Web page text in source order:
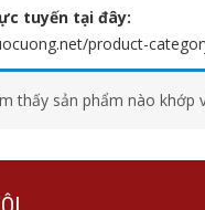
tuyến tại đây:
product-
thấy sản phẩm nào khớp